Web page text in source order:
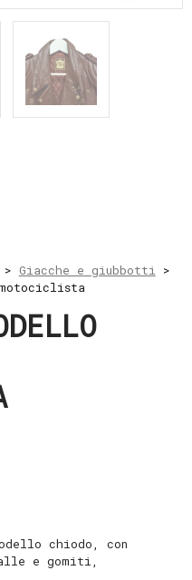
> Giacche e giubbotti >
chiodo, con
e gomiti,